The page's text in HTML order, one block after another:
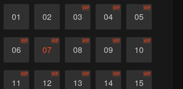
01 02 03
VIP
04
VIP
05
VIP
06
VIP
07
VIP
08
VIP
09
VIP
10
VIP
11
VIP
12
VIP
13
VIP
14
VIP
15
VIP